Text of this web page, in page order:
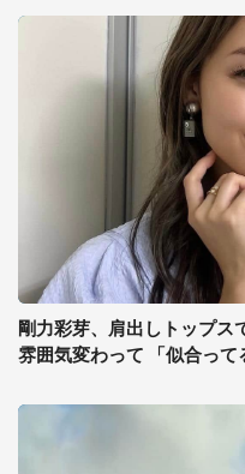
剛力彩芽、肩出しトップス
雰囲気変わって 「似合って